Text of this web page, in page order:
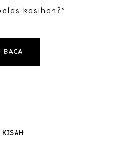
kasihan?”
BACA
KISAH